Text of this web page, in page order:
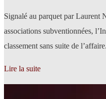
Signalé au parquet par Laurent
associations subventionnées,
classement sans suite de l’affaire.
Lire la suite